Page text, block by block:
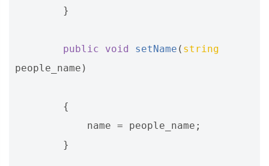
}
public void setName ( string
people_name )
{
name = people_name ;
}